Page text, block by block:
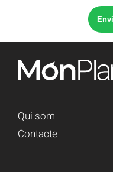
Qui som
Contacte